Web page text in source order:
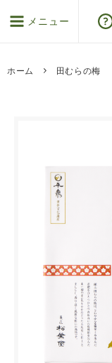
メニュー
ホーム 田むらの梅